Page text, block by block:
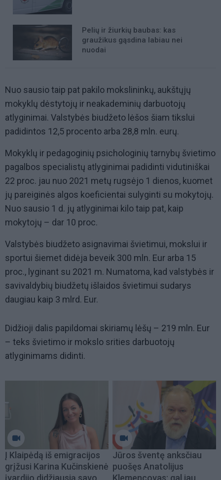
Pelių ir žiurkių baubas: kas
graužikus gąsdina labiau nei
nuodai
Nuo sausio taip pat pakilo mokslininkų, aukštųjų
mokyklų dėstytojų ir neakademinių darbuotojų
atlyginimai. Valstybės biudžeto lėšos šiam tikslui
padidintos 12,5 procento arba 28,8 mln. eurų.
Mokyklų ir pedagoginių psichologinių tarnybų švietimo
pagalbos specialistų atlyginimai padidinti vidutiniškai
22 proc. jau nuo 2021 metų rugsėjo 1 dienos, kuomet
jų pareiginės algos koeficientai sulyginti su mokytojų.
Nuo sausio 1 d. jų atlyginimai kilo taip pat, kaip
mokytojų – dar 10 proc.
Valstybės biudžeto asignavimai švietimui, mokslui ir
sportui šiemet didėja beveik 300 mln. Eur arba 15
proc., lyginant su 2021 m. Numatoma, kad valstybės ir
savivaldybių biudžetų išlaidos švietimui sudarys
daugiau kaip 3 mlrd. Eur.
Didžioji dalis papildomai skiriamų lėšų – 219 mln. Eur
– teks švietimo ir mokslo srities darbuotojų
atlyginimams didinti.
Į Klaipėdą iš emigracijos
grįžusi Karina Kučinskienė
įvardijo didžiausią savo
Jūros šventę anksčiau
puošęs Anatolijus
Klemencovas: gal jau